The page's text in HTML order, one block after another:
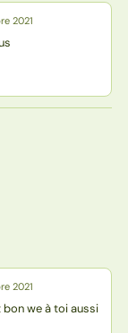
2021
2021
bon we à toi aussi